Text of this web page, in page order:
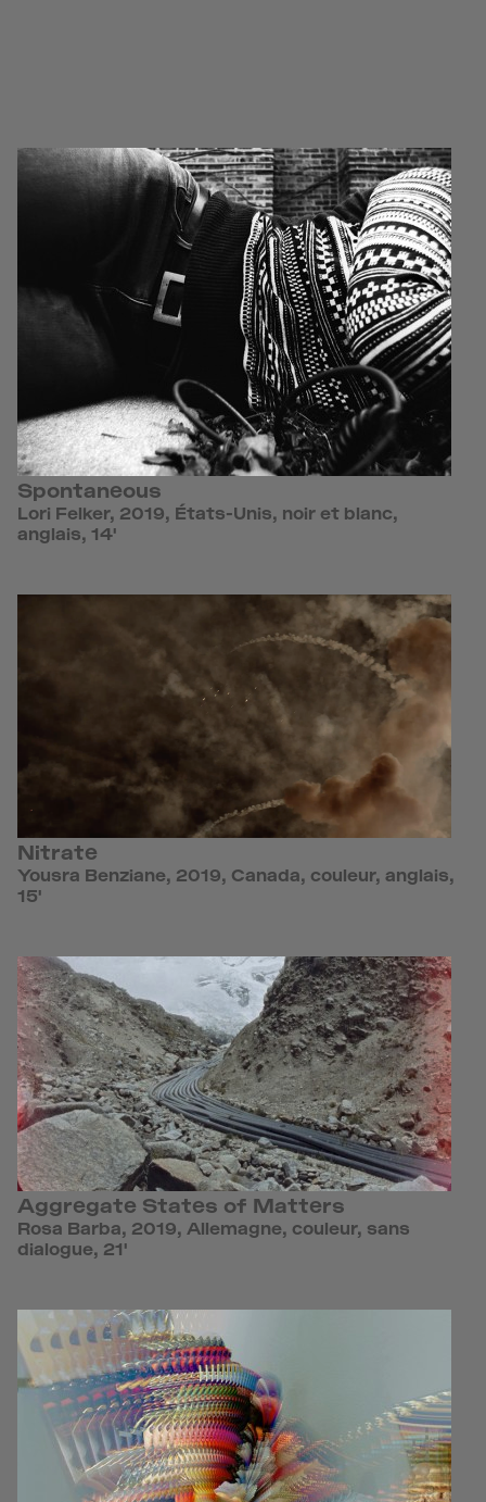
Spontaneous
Lori Felker, 2019, États-Unis, noir et blanc,
anglais, 14'
Nitrate
Yousra Benziane, 2019, Canada, couleur, anglais,
15'
Aggregate States of Matters
Rosa Barba, 2019, Allemagne, couleur, sans
dialogue, 21'